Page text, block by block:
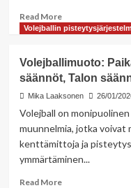
Read MoreRead
more
pisteytys:
Pisteytys
nuorten
peleissä,
Pisteytys
aikuisten
peleissä,
Pisteytys
Volejballin
Volejballimuoto:
säännöt, Talon
Mika Laaksonen 26/01/
Volejball on
muunnelmia, jotka voivat
kenttämittoja ja
ymmärtäminen...
Read MoreRead